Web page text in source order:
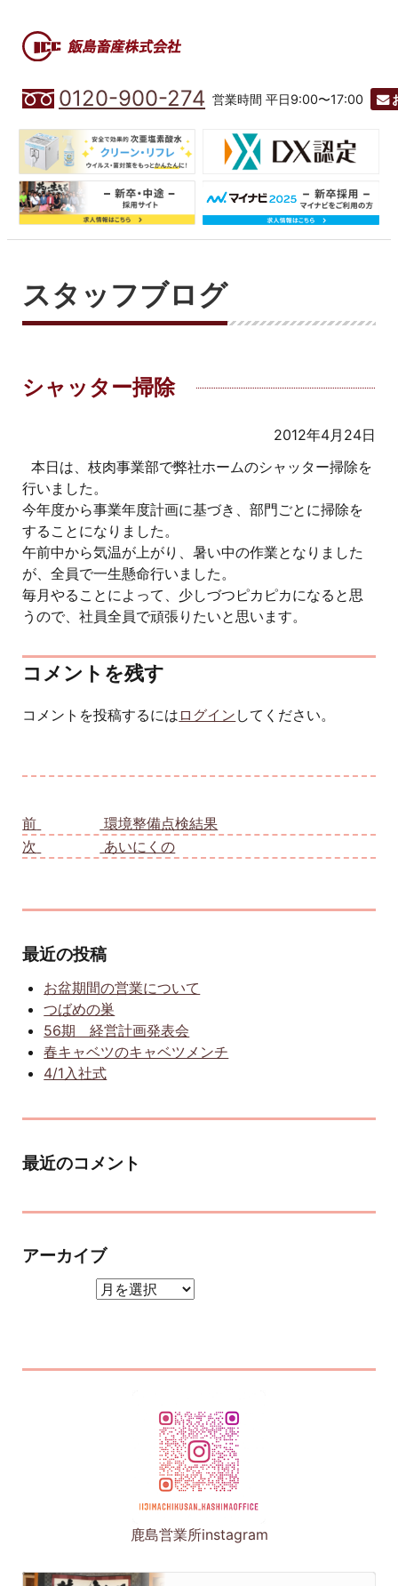
0120-900-274 営業時間 平日9:00〜17:00
スタッフブログ
シャッター掃除
2012年4月24日
本日は、枝肉事業部で弊社ホームのシャッター掃除を
行いました。
今年度から事業年度計画に基づき、部門ごとに掃除を
することになりました。
午前中から気温が上がり、暑い中の作業となりました
が、全員で一生懸命行いました。
毎月やることによって、少しづつピカピカになると思
うので、社員全員で頑張りたいと思います。
コメントを残す
コメントを投稿するには ログイン してください。
前
環境整備点検結果
次
あいにくの
最近の投稿
お盆期間の営業について
つばめの巣
56期 経営計画発表会
春キャベツのキャベツメンチ
4/1入社式
最近のコメント
アーカイブ
鹿島営業所instagram